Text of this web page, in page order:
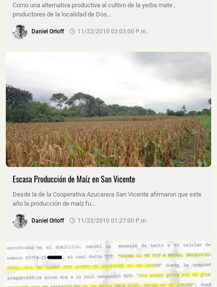
Como una alternativa productiva al cultivo de la yerba mate ,
productores de la localidad de Dos…
Daniel Orloff 11/22/2010 02:03:00 P. M.
Escasa Producción de Maíz en San Vicente
Desde la de la Cooperativa Azucarera San Vicente afirmaron que este
año la producción de maíz fu…
Daniel Orloff 11/22/2010 01:27:00 P. M.